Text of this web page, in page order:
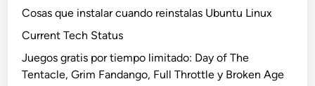
Cosas que instalar cuando reinstalas Ubuntu Linux
Current Tech Status
Juegos gratis por tiempo limitado: Day of The
Tentacle, Grim Fandango, Full Throttle y Broken Age